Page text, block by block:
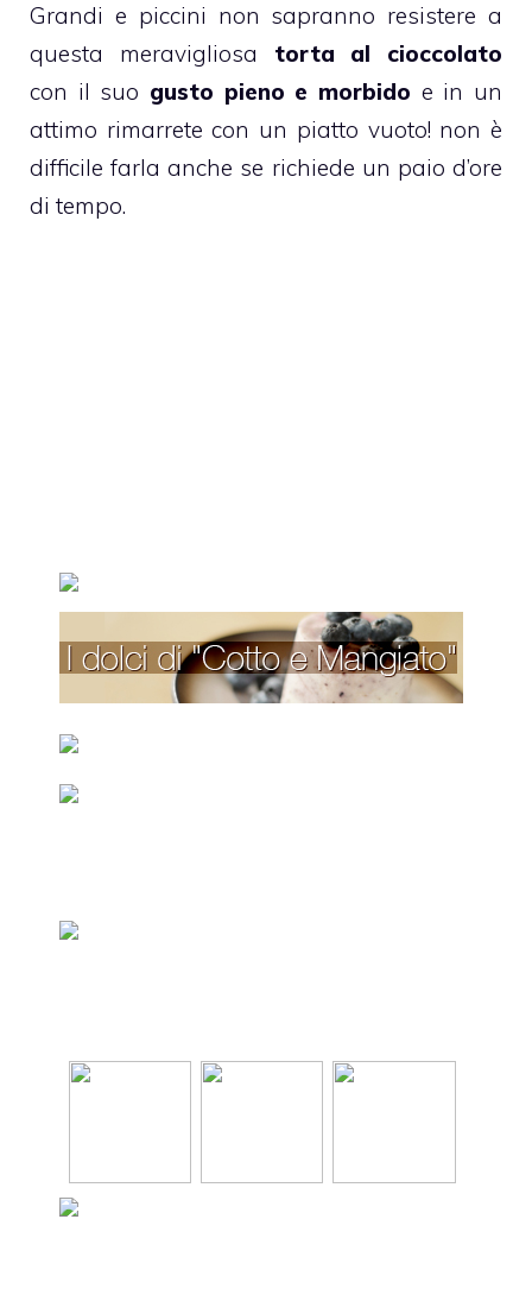
Grandi e piccini non sapranno resistere a
questa meravigliosa torta al cioccolato
con il suo gusto pieno e morbido e in un
attimo rimarrete con un piatto vuoto! non è
difficile farla anche se richiede un paio d’ore
di tempo.